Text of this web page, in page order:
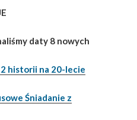
daty 8 nowych
historii na 20-lecie
Śniadanie z